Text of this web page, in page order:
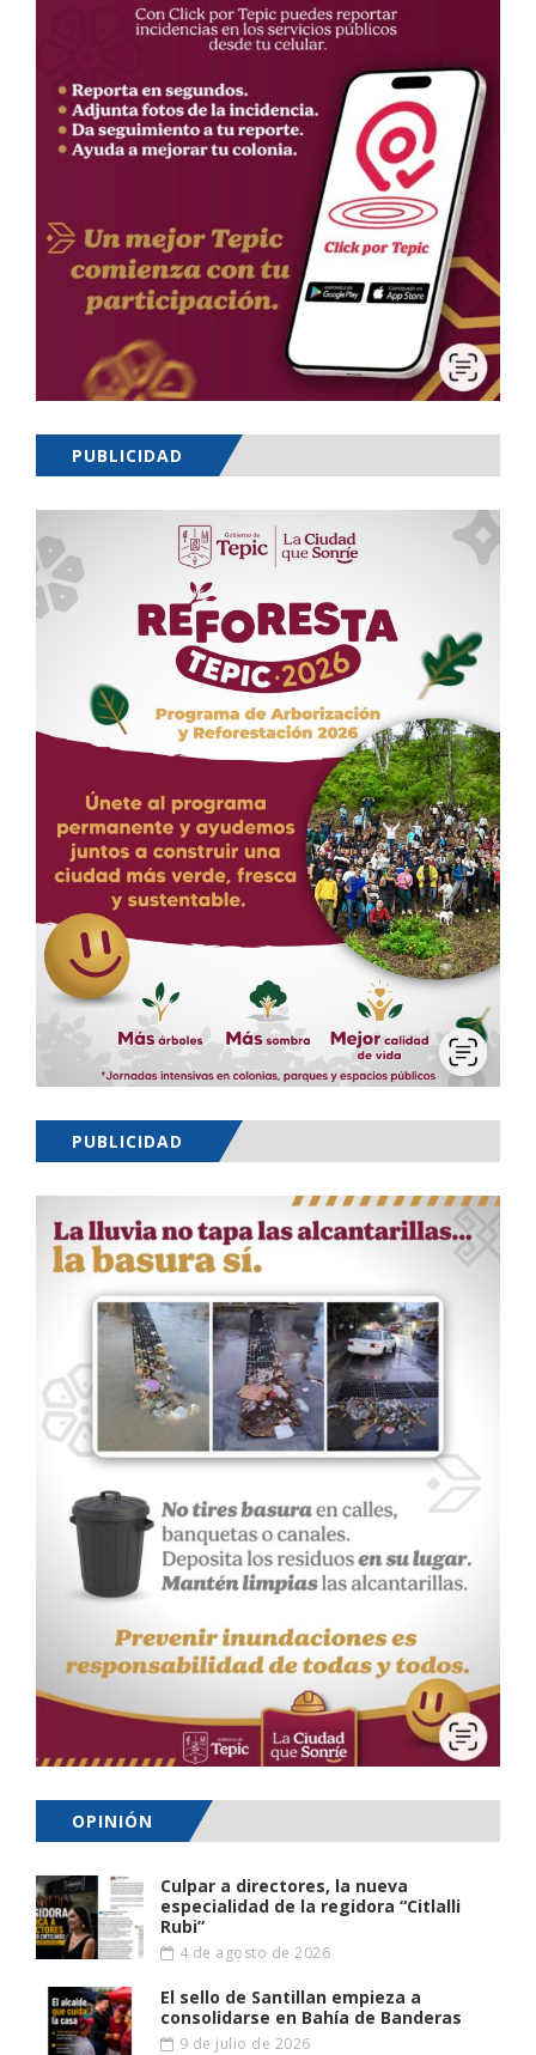
PUBLICIDAD
PUBLICIDAD
OPINIÓN
Culpar a directores, la nueva
especialidad de la regidora “Citlalli
Rubi”
4 de agosto de 2026
El sello de Santillan empieza a
consolidarse en Bahía de Banderas
9 de julio de 2026